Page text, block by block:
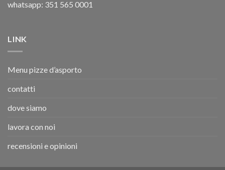
whatsapp: 351 565 0001
LINK
Menu pizze d’asporto
contatti
dove siamo
lavora con noi
recensioni e opinioni